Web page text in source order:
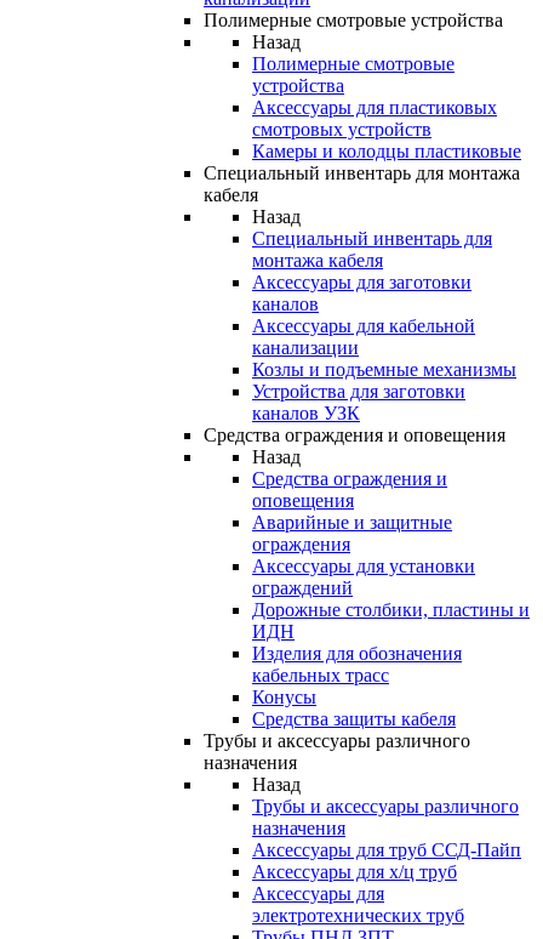
Полимерные смотровые устройства
Назад
Полимерные смотровые
устройства
Аксессуары для пластиковых
смотровых устройств
Камеры и колодцы пластиковые
Специальный инвентарь для монтажа
кабеля
Назад
Специальный инвентарь для
монтажа кабеля
Аксессуары для заготовки
каналов
Аксессуары для кабельной
канализации
Козлы и подъемные механизмы
Устройства для заготовки
каналов УЗК
Средства ограждения и оповещения
Назад
Средства ограждения и
оповещения
Аварийные и защитные
ограждения
Аксессуары для установки
ограждений
Дорожные столбики, пластины и
ИДН
Изделия для обозначения
кабельных трасс
Конусы
Средства защиты кабеля
Трубы и аксессуары различного
назначения
Назад
Трубы и аксессуары различного
назначения
Аксессуары для труб ССД-Пайп
Аксессуары для х/ц труб
Аксессуары для
электротехнических труб